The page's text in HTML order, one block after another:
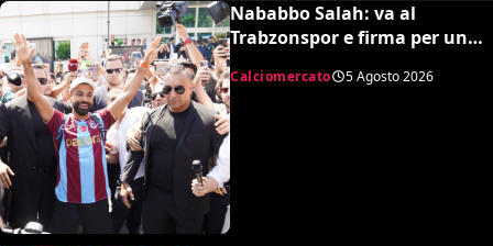
Nababbo Salah: va al
Trabzonspor e firma per una
Calciomercato 5 Agosto 2026